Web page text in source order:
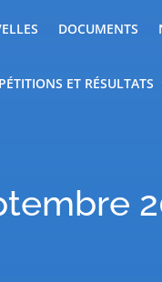
DOCUMENTS
ET RÉSULTATS